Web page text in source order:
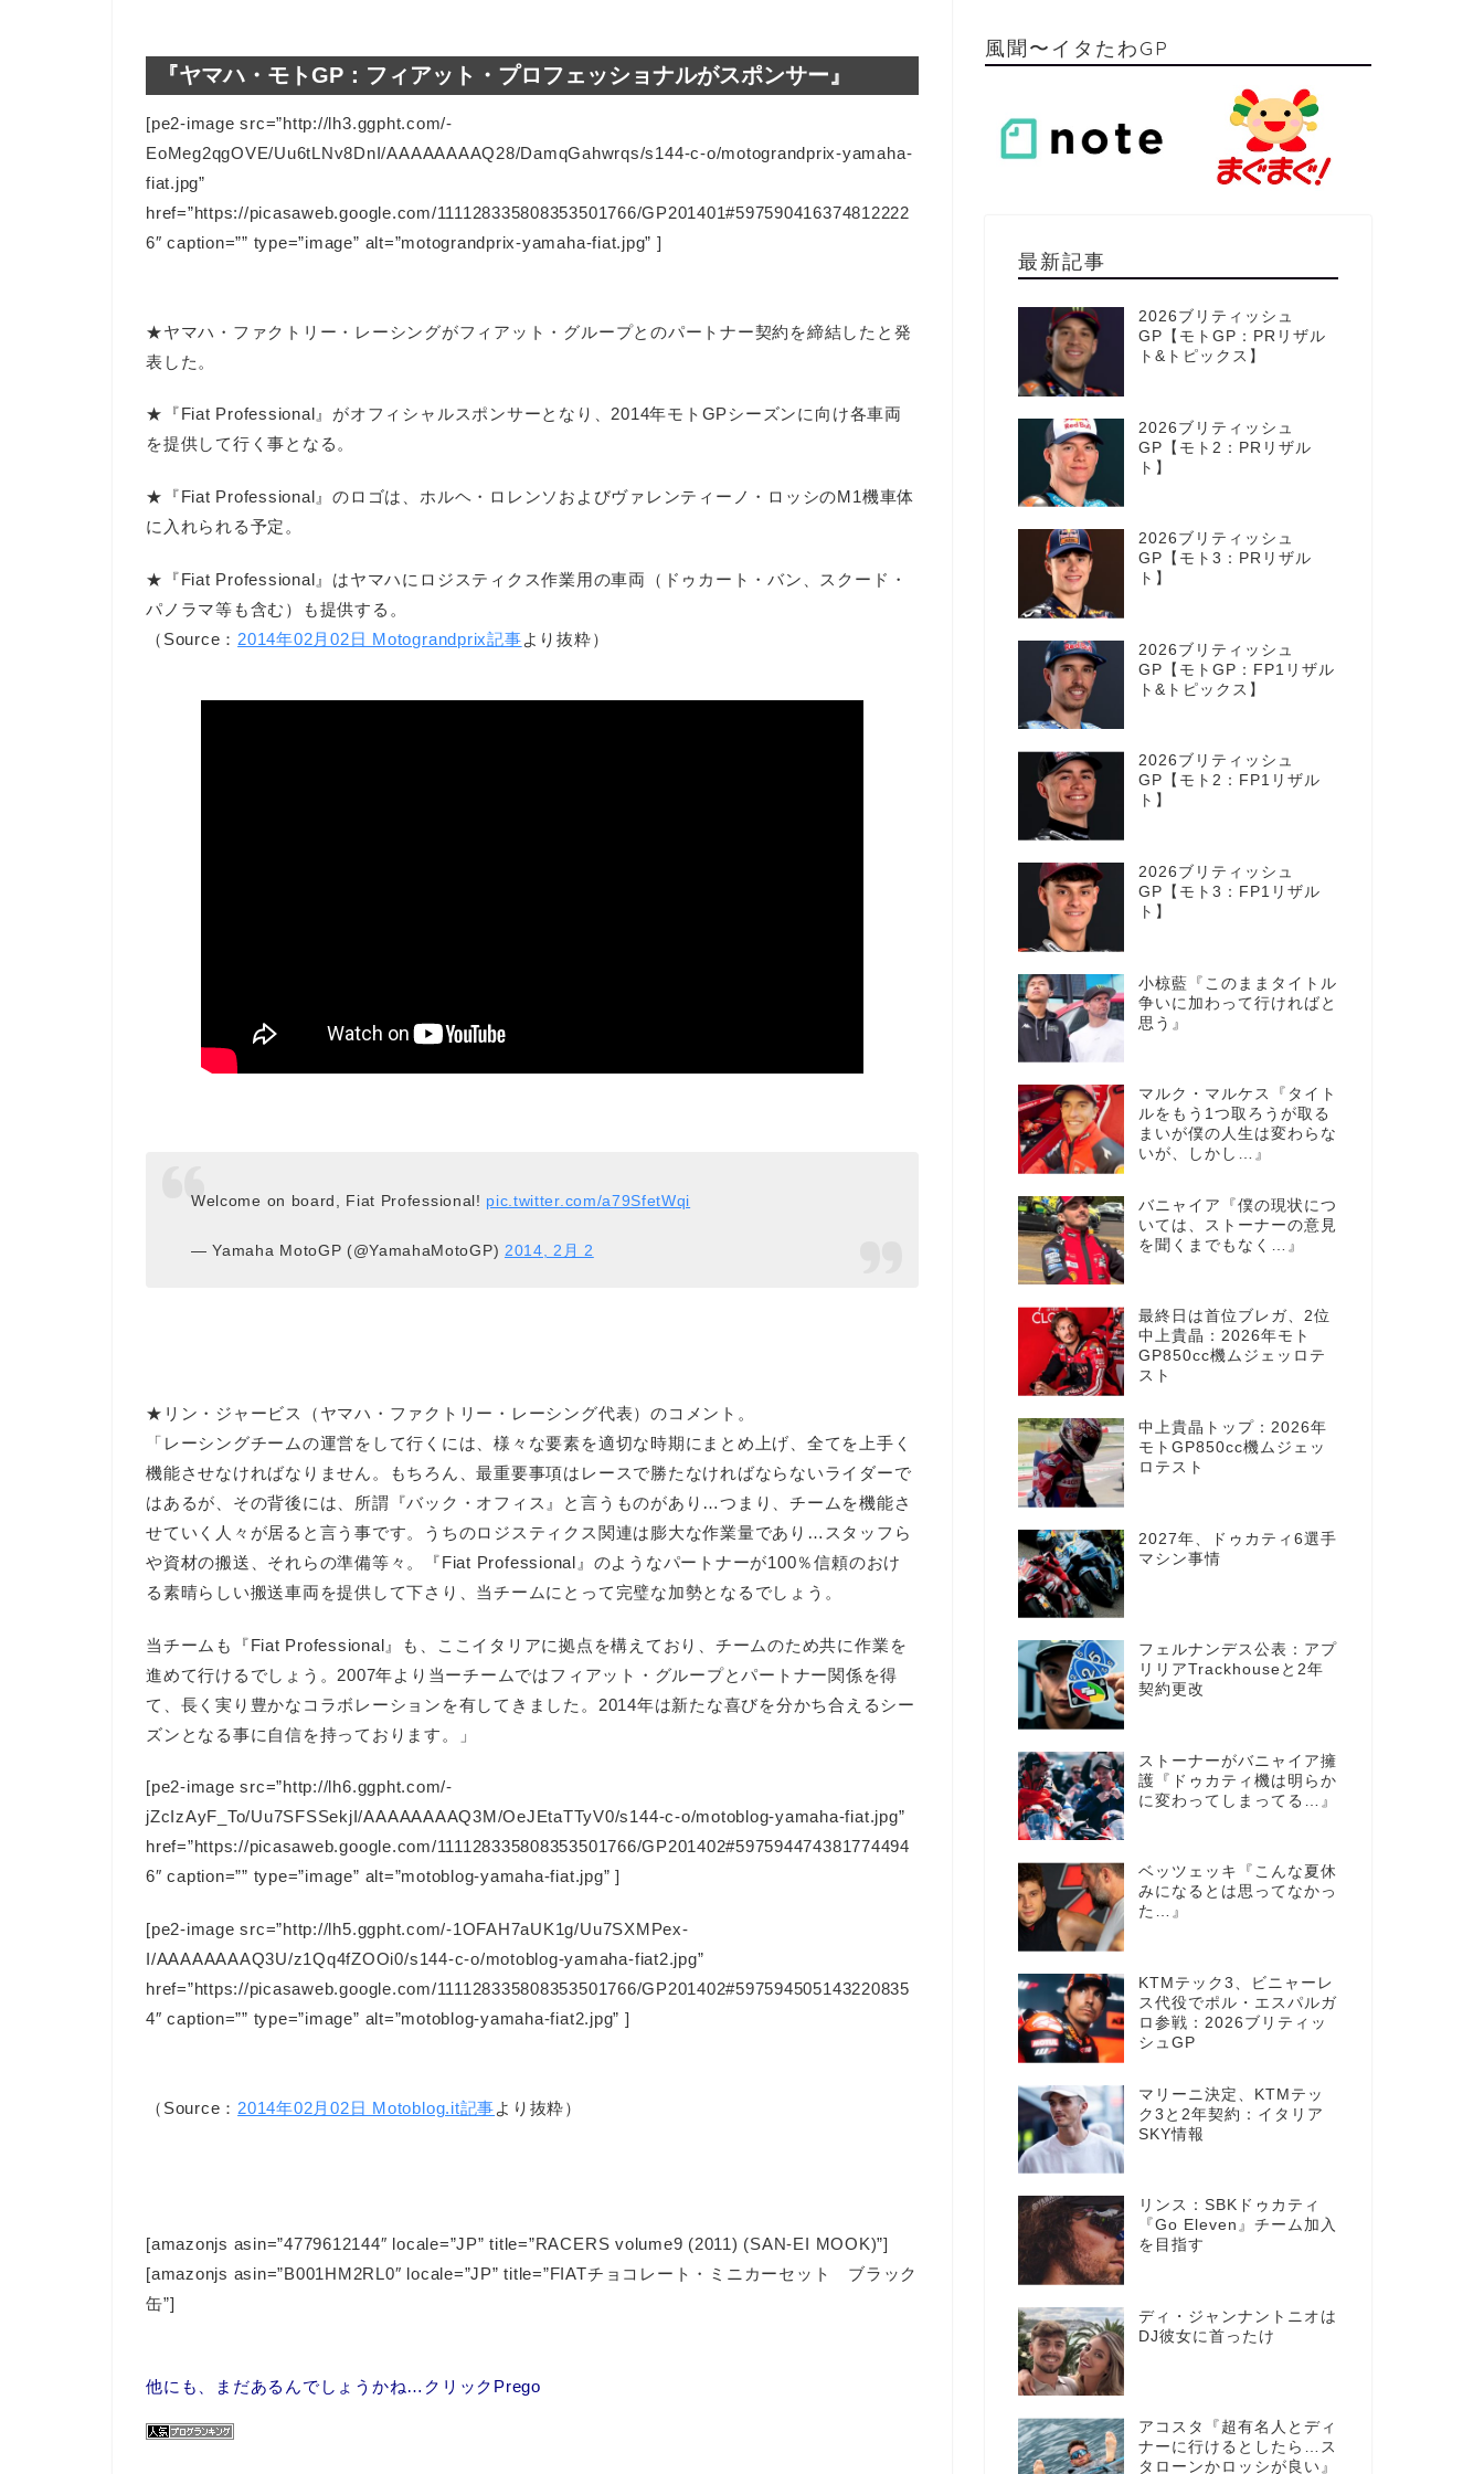
『ヤマハ・モトGP：フィアット・プロフェッショナルがスポンサー』
[pe2-image src=”http://lh3.ggpht.com/-
EoMeg2qgOVE/Uu6tLNv8DnI/AAAAAAAAQ28/DamqGahwrqs/s144-c-o/motograndprix-yamaha-
fiat.jpg”
href=”https://picasaweb.google.com/111128335808353501766/GP201401#597590416374812222
6″ caption=”” type=”image” alt=”motograndprix-yamaha-fiat.jpg” ]
★ヤマハ・ファクトリー・レーシングがフィアット・グループとのパートナー契約を締結したと発
表した。
★『Fiat Professional』がオフィシャルスポンサーとなり、2014年モトGPシーズンに向け各車両
を提供して行く事となる。
★『Fiat Professional』のロゴは、ホルヘ・ロレンソおよびヴァレンティーノ・ロッシのM1機車体
に入れられる予定。
★『Fiat Professional』はヤマハにロジスティクス作業用の車両（ドゥカート・バン、スクード・
パノラマ等も含む）も提供する。
（Source： 2014年02月02日 Motograndprix記事より抜粋）
Welcome on board, Fiat Professional! pic.twitter.com/a79SfetWqi
— Yamaha MotoGP (@YamahaMotoGP) 2014, 2月 2
★リン・ジャービス（ヤマハ・ファクトリー・レーシング代表）のコメント。
「レーシングチームの運営をして行くには、様々な要素を適切な時期にまとめ上げ、全てを上手く
機能させなければなりません。もちろん、最重要事項はレースで勝たなければならないライダーで
はあるが、その背後には、所謂『バック・オフィス』と言うものがあり…つまり、チームを機能さ
せていく人々が居ると言う事です。うちのロジスティクス関連は膨大な作業量であり…スタッフら
や資材の搬送、それらの準備等々。『Fiat Professional』のようなパートナーが100％信頼のおけ
る素晴らしい搬送車両を提供して下さり、当チームにとって完璧な加勢となるでしょう。
当チームも『Fiat Professional』も、ここイタリアに拠点を構えており、チームのため共に作業を
進めて行けるでしょう。2007年より当ーチームではフィアット・グループとパートナー関係を得
て、長く実り豊かなコラボレーションを有してきました。2014年は新たな喜びを分かち合えるシー
ズンとなる事に自信を持っております。」
[pe2-image src=”http://lh6.ggpht.com/-
jZcIzAyF_To/Uu7SFSSekjI/AAAAAAAAQ3M/OeJEtaTTyV0/s144-c-o/motoblog-yamaha-fiat.jpg”
href=”https://picasaweb.google.com/111128335808353501766/GP201402#597594474381774494
6″ caption=”” type=”image” alt=”motoblog-yamaha-fiat.jpg” ]
[pe2-image src=”http://lh5.ggpht.com/-1OFAH7aUK1g/Uu7SXMPex-
I/AAAAAAAAQ3U/z1Qq4fZOOi0/s144-c-o/motoblog-yamaha-fiat2.jpg”
href=”https://picasaweb.google.com/111128335808353501766/GP201402#597594505143220835
4″ caption=”” type=”image” alt=”motoblog-yamaha-fiat2.jpg” ]
（Source： 2014年02月02日 Motoblog.it記事より抜粋）
[amazonjs asin=”4779612144″ locale=”JP” title=”RACERS volume9 (2011) (SAN-EI MOOK)”]
[amazonjs asin=”B001HM2RL0″ locale=”JP” title=”FIATチョコレート・ミニカーセット ブラック
缶”]
他にも、まだあるんでしょうかね…クリックPrego
風聞〜イタたわGP
最新記事
2026ブリティッシュ
GP【モトGP：PRリザル
ト&トピックス】
2026ブリティッシュ
GP【モト2：PRリザル
ト】
2026ブリティッシュ
GP【モト3：PRリザル
ト】
2026ブリティッシュ
GP【モトGP：FP1リザル
ト&トピックス】
2026ブリティッシュ
GP【モト2：FP1リザル
ト】
2026ブリティッシュ
GP【モト3：FP1リザル
ト】
小椋藍『このままタイトル
争いに加わって行ければと
思う』
マルク・マルケス『タイト
ルをもう1つ取ろうが取る
まいが僕の人生は変わらな
いが、しかし…』
バニャイア『僕の現状につ
いては、ストーナーの意見
を聞くまでもなく…』
最終日は首位ブレガ、2位
中上貴晶：2026年モト
GP850cc機ムジェッロテ
スト
中上貴晶トップ：2026年
モトGP850cc機ムジェッ
ロテスト
2027年、ドゥカティ6選手
マシン事情
フェルナンデス公表：アプ
リリアTrackhouseと2年
契約更改
ストーナーがバニャイア擁
護『ドゥカティ機は明らか
に変わってしまってる…』
ベッツェッキ『こんな夏休
みになるとは思ってなかっ
た…』
KTMテック3、ビニャーレ
ス代役でポル・エスパルガ
ロ参戦：2026ブリティッ
シュGP
マリーニ決定、KTMテッ
ク3と2年契約：イタリア
SKY情報
リンス：SBKドゥカティ
『Go Eleven』チーム加入
を目指す
ディ・ジャンナントニオは
DJ彼女に首ったけ
アコスタ『超有名人とディ
ナーに行けるとしたら…ス
タローンかロッシが良い』